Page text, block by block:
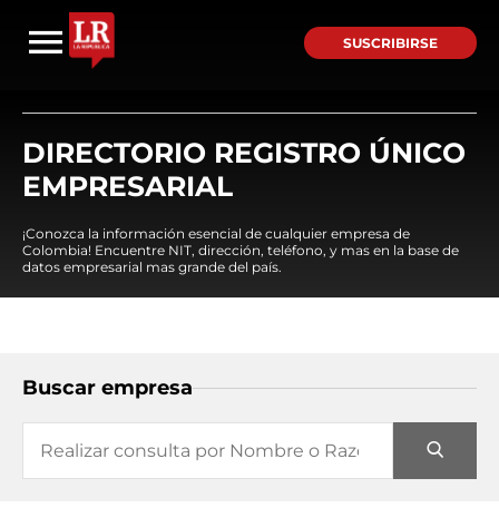
SUSCRIBIRSE
DIRECTORIO REGISTRO ÚNICO
EMPRESARIAL
¡Conozca la información esencial de cualquier empresa de
Colombia! Encuentre NIT, dirección, teléfono, y mas en la base de
datos empresarial mas grande del país.
Buscar empresa